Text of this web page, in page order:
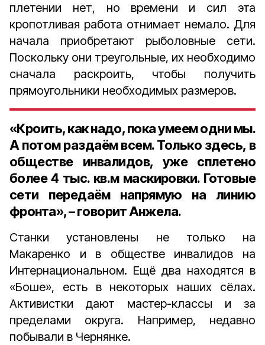
плетении нет, но времени и сил эта
кропотливая работа отнимает немало. Для
начала приобретают рыболовные сети.
Поскольку они треугольные, их необходимо
сначала раскроить, чтобы получить
прямоугольники необходимых размеров.
«Кроить, как надо, пока умеем одни мы.
А потом раздаём всем. Только здесь, в
обществе инвалидов, уже сплетено
более4 тыс. кв.ммаскировки. Готовые
сети передаём напрямую на линию
фронта», – говорит Анжела.
Станки установлены не только на
Макаренко и в обществе инвалидов на
Интернациональном. Ещё два находятся в
«Боше», есть в некоторых наших сёлах.
Активистки дают мастер-классы и за
пределами округа. Например, недавно
побывали в Чернянке.